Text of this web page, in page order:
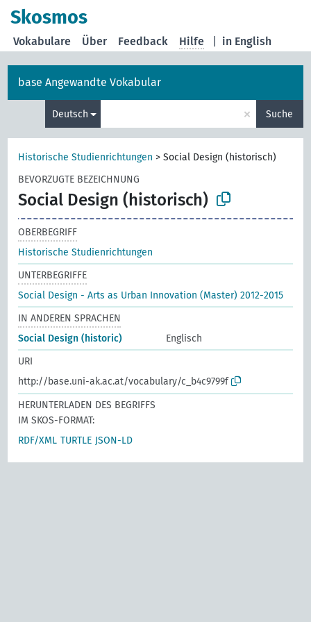
Skosmos
in English
Vokabulare Über Feedback Hilfe
base Angewandte Vokabular
Deutsch × Suche
Historische Studienrichtungen >Social Design (historisch)
BEVORZUGTE BEZEICHNUNG
Social Design (historisch)
OBERBEGRIFF
Historische Studienrichtungen
UNTERBEGRIFFE
Social Design - Arts as Urban Innovation (Master) 2012-2015
IN ANDEREN SPRACHEN
Social Design (historic)
Englisch
URI
http://base.uni-ak.ac.at/vocabulary/c_b4c9799f
HERUNTERLADEN DES BEGRIFFS
IM SKOS-FORMAT:
RDF/XML TURTLE JSON-LD